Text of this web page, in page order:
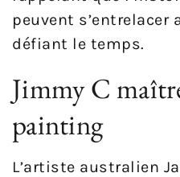
peuvent s’entrelacer
défiant le temps.
Jimmy C
painting
L’artiste australien